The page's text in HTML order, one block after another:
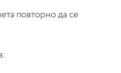
повторно да се